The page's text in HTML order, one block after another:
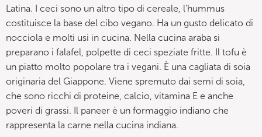
Latina. I ceci sono un altro tipo di cereale, l'hummus
costituisce la base del cibo vegano. Ha un gusto delicato di
nocciola e molti usi in cucina. Nella cucina araba si
preparano i falafel, polpette di ceci speziate fritte. Il tofu è
un piatto molto popolare tra i vegani. È una cagliata di soia
originaria del Giappone. Viene spremuto dai semi di soia,
che sono ricchi di proteine, calcio, vitamina E e anche
poveri di grassi. Il paneer è un formaggio indiano che
rappresenta la carne nella cucina indiana.